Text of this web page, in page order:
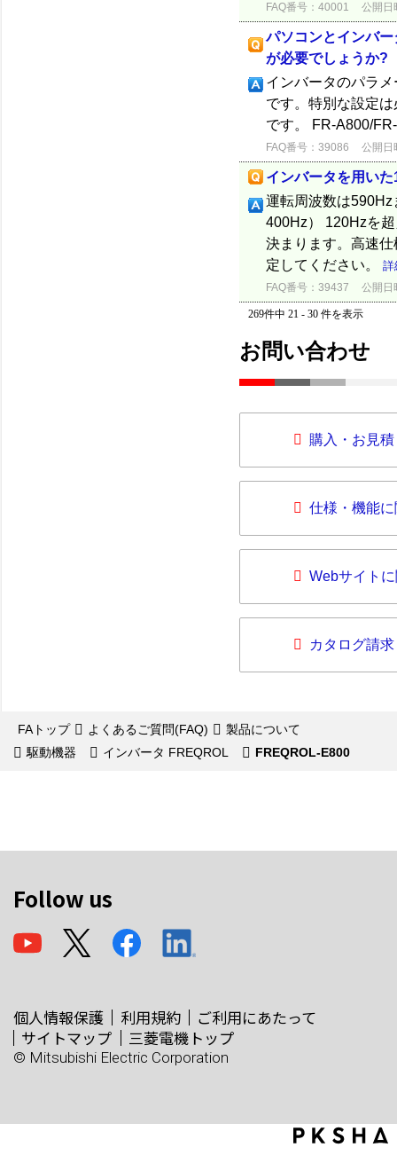
FAQ番号：40001 公開日
パソコンとインバ
が必要でしょうか?
インバータのパラ
です。特別な設定
です。 FR-A800/
FAQ番号：39086 公開日
インバータを用い
運転周波数は
400Hz） 120Hzを
決まります。高速
定してください。 詳
FAQ番号：39437 公開日
269件中 21 - 30 件を表示
お問い合わせ
購入・お見
仕様・機能
Webサイト
カタログ請求
FAトップ よくあるご質問(FAQ)
製品について
駆動機器
インバータ FREQROL FREQROL-E800
Follow us
個人情報保護 利用規約
ご利用にあたって
サイトマップ
三菱電機トップ
© Mitsubishi Electric Corporation